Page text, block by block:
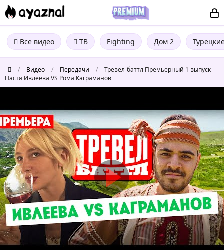
Все видео ТВ Fighting Дом 2
/ Видео / Передачи /
Тревел-баттл Премьерный 1 выпуск -
Настя Ивлеева VS Рома Каграманов
баттл
Премьерный
1
выпуск
-
Настя
Ивлеева
VS